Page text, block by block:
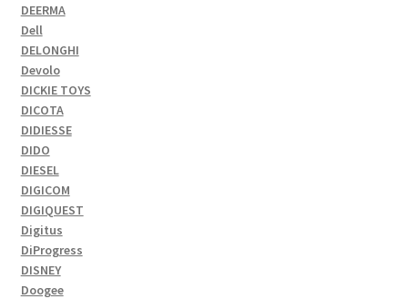
DEERMA
Dell
DELONGHI
Devolo
DICKIE TOYS
DICOTA
DIDIESSE
DIDO
DIESEL
DIGICOM
DIGIQUEST
Digitus
DiProgress
DISNEY
Doogee